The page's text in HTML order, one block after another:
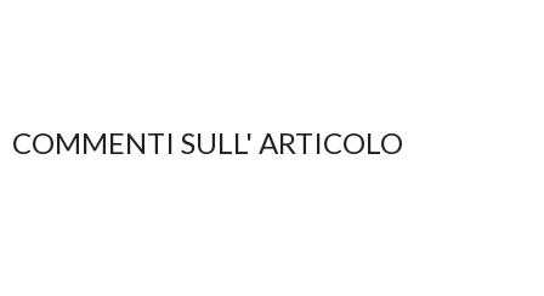
COMMENTI SULL' ARTICOLO